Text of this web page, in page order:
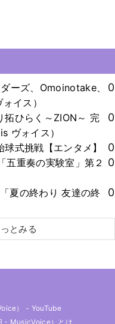
ーズ、Omoinotake、
イス）
0
拓ひらく～ZION～ 完
ヴォイス）
0
式挑戦【エンタメ】
0
五重奏の実験室」第２ 0
夏の終わり 友達の終
0
とみる
） - YouTube
・MusicVoice）とは